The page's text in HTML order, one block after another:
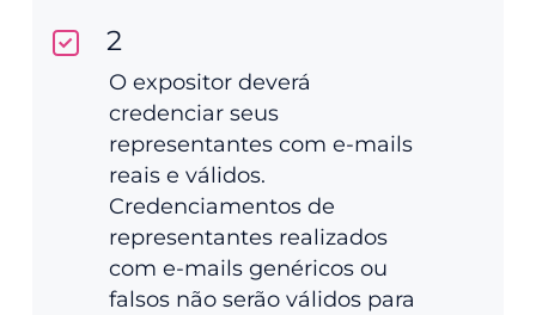
2
O expositor deverá
credenciar seus
representantes com e-mails
reais e válidos.
Credenciamentos de
representantes realizados
com e-mails genéricos ou
falsos não serão válidos para